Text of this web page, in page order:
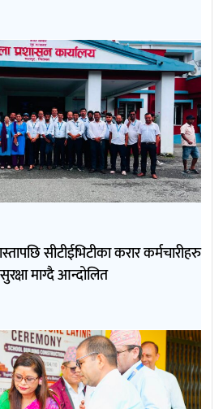
सीटीईभिटीका करार कर्मचारीहरु
माग्दै आन्दोलित